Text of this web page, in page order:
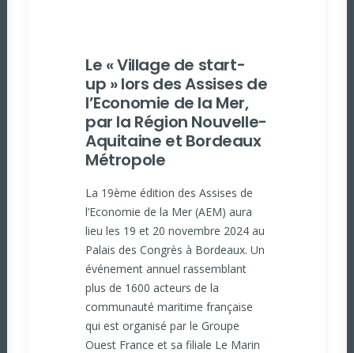
Le « Village de start-
up » lors des Assises de
l’Economie de la Mer,
par la Région Nouvelle-
Aquitaine et Bordeaux
Métropole
La 19ème édition des Assises de
l’Economie de la Mer (AEM) aura
lieu les 19 et 20 novembre 2024 au
Palais des Congrès à Bordeaux. Un
événement annuel rassemblant
plus de 1600 acteurs de la
communauté maritime française
qui est organisé par le Groupe
Ouest France et sa filiale Le Marin